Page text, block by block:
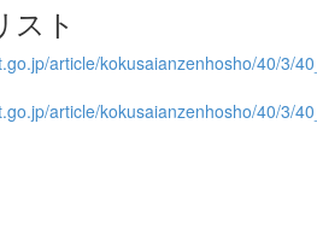
スト
article/kokusaianzenhosho/40/3/
article/kokusaianzenhosho/40/3/